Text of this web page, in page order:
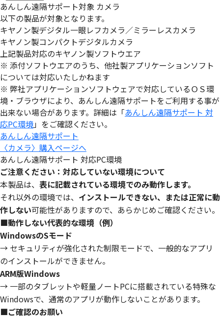
あんしん遠隔サポート対象 カメラ
以下の製品が対象となります。
キヤノン製デジタル一眼レフカメラ／ミラーレスカメラ
キヤノン製コンパクトデジタルカメラ
上記製品対応のキヤノン製ソフトウエア
※ 添付ソフトウエアのうち、他社製アプリケーションソフト
については対応いたしかねます
※ 弊社アプリケーションソフトウェアで対応しているＯＳ環
境・ブラウザにより、あんしん遠隔サポートをご利用する事が
出来ない場合があります。詳細は「あんしん遠隔サポート 対
応PC環境」をご確認ください。
あんしん遠隔サポート
〈カメラ〉購入ページへ
あんしん遠隔サポート 対応PC環境
ご注意ください：対応していない環境について
本製品は、 表に記載されている環境でのみ動作します。
それ以外の環境では、 インストールできない、または正常に動
作しない可能性がありますので、あらかじめご確認ください。
■動作しない代表的な環境（例）
WindowsのSモード
→ セキュリティが強化された制限モードで、一般的なアプリ
のインストールができません。
ARM版Windows
→ 一部のタブレットや軽量ノートPCに搭載されている特殊な
Windowsで、通常のアプリが動作しないことがあります。
■ご確認のお願い